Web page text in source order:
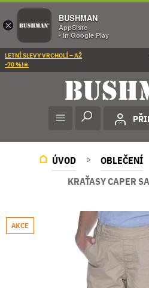
LETNÍ SLEVY VRCHOLÍ – AŽ
-70 %!☀️
ÚVOD OBLEČENÍ
KRAŤASY CAPER
AKCE
×
BUSHMAN
AppSisto
- In Google Play